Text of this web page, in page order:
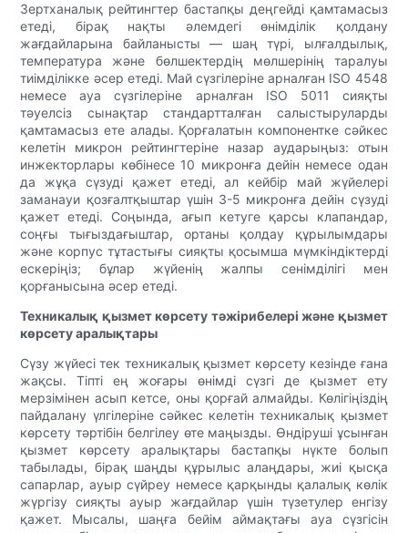
Зертханалық рейтингтер бастапқы деңгейді қамтамасыз
етеді, бірақ нақты әлемдегі өнімділік қолдану
жағдайларына байланысты — шаң түрі, ылғалдылық,
температура және бөлшектердің мөлшерінің таралуы
тиімділікке әсер етеді. Май сүзгілеріне арналған ISO 4548
немесе ауа сүзгілеріне арналған ISO 5011 сияқты
тәуелсіз сынақтар стандартталған салыстыруларды
қамтамасыз ете алады. Қорғалатын компонентке сәйкес
келетін микрон рейтингтеріне назар аударыңыз: отын
инжекторлары көбінесе 10 микронға дейін немесе одан
да жұқа сүзуді қажет етеді, ал кейбір май жүйелері
заманауи қозғалтқыштар үшін 3-5 микронға дейін сүзуді
қажет етеді. Соңында, ағып кетуге қарсы клапандар,
соңғы тығыздағыштар, ортаны қолдау құрылымдары
және корпус тұтастығы сияқты қосымша мүмкіндіктерді
ескеріңіз; бұлар жүйенің жалпы сенімділігі мен
қорғанысына әсер етеді.
Техникалық қызмет көрсету тәжірибелері және қызмет
көрсету аралықтары
Сүзу жүйесі тек техникалық қызмет көрсету кезінде ғана
жақсы. Тіпті ең жоғары өнімді сүзгі де қызмет ету
мерзімінен асып кетсе, оны қорғай алмайды. Көлігіңіздің
пайдалану үлгілеріне сәйкес келетін техникалық қызмет
көрсету тәртібін белгілеу өте маңызды. Өндіруші ұсынған
қызмет көрсету аралықтары бастапқы нүкте болып
табылады, бірақ шаңды құрылыс алаңдары, жиі қысқа
сапарлар, ауыр сүйреу немесе қарқынды қалалық көлік
жүргізу сияқты ауыр жағдайлар үшін түзетулер енгізу
қажет. Мысалы, шаңға бейім аймақтағы ауа сүзгісін